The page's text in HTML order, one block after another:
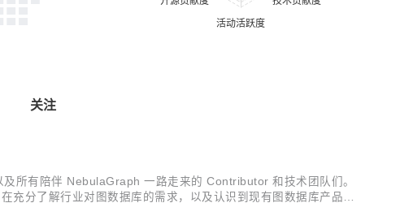
关注
所有陪伴 NebulaGraph 一路走来的 Contributor 和技术团队们。
分了解行业对图数据库的需求，以及认识到现有图数据库产品的